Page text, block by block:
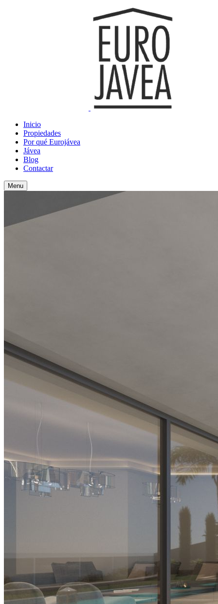
Inicio
Propiedades
Por qué Eurojávea
Jávea
Blog
Contactar
Menu